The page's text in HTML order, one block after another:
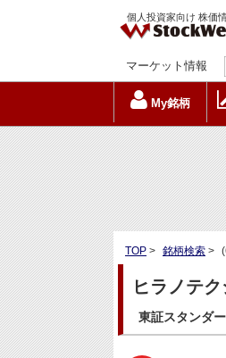
個人投資家向け 株価
マーケット情報
My銘柄
TOP > 銘柄検索 >
ヒラノテ
東証スタンダ